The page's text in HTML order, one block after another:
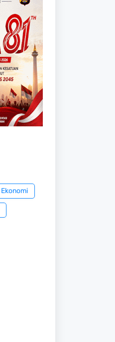
Ekonomi